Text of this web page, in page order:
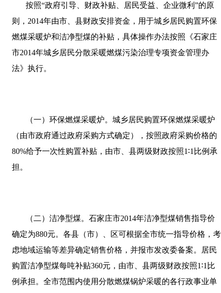
按照“政府引导、财政补贴、居民受益、企业微利”的原
则， 2014年由市、县财政安排资金，用于城乡居民购置环保
燃煤采暖炉和洁净型煤的补贴，具体操作办法按照《石家庄
市2014年城乡居民分散采暖燃煤污染治理专项资金管理办
法》执行。
（一）环保燃煤采暖炉。城乡居民购置环保燃煤采暖炉
（由市政府通过政府采购方式确定），按照政府采购价格的
80%给予一次性购置补贴，由市、县两级财政按照1 ∶1 比例承
担。
（二）洁净型煤。石家庄市2014年洁净型煤销售指导价
确定为880元。各县（市）、区可根据全市统一指导价格，考
虑地域运输等差异确定销售价格，并报市发改委备案。居民
购置洁净型煤每吨补贴360元，由市、县两级财政按照1 ∶1 比
例承担。全市范围内使用分散燃煤锅炉采暖的各行政事业单